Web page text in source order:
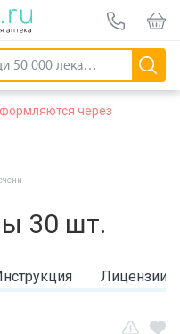
через
30 шт.
Лицензии